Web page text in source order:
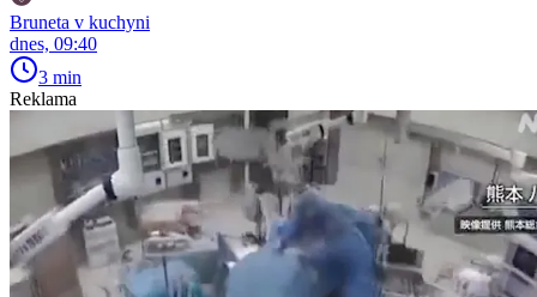
Bruneta v kuchyni
dnes, 09:40
3 min
Reklama